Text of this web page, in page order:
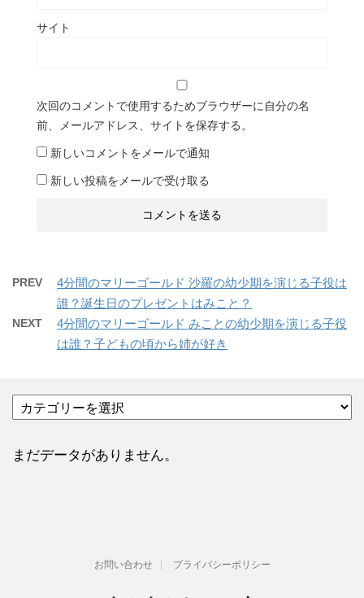
サイト
次回のコメントで使用するためブラウザーに自分の名
前、メールアドレス、サイトを保存する。
新しいコメントをメールで通知
新しい投稿をメールで受け取る
PREV
4分間のマリーゴールド 沙羅の幼少期を演じる子役は
誰？誕生日のプレゼントはみこと？
NEXT
4分間のマリーゴールド みことの幼少期を演じる子役
は誰？子どもの頃から姉が好き
テ
リ
まだデータがありません。
お問い合わせ プライバシーポリシー